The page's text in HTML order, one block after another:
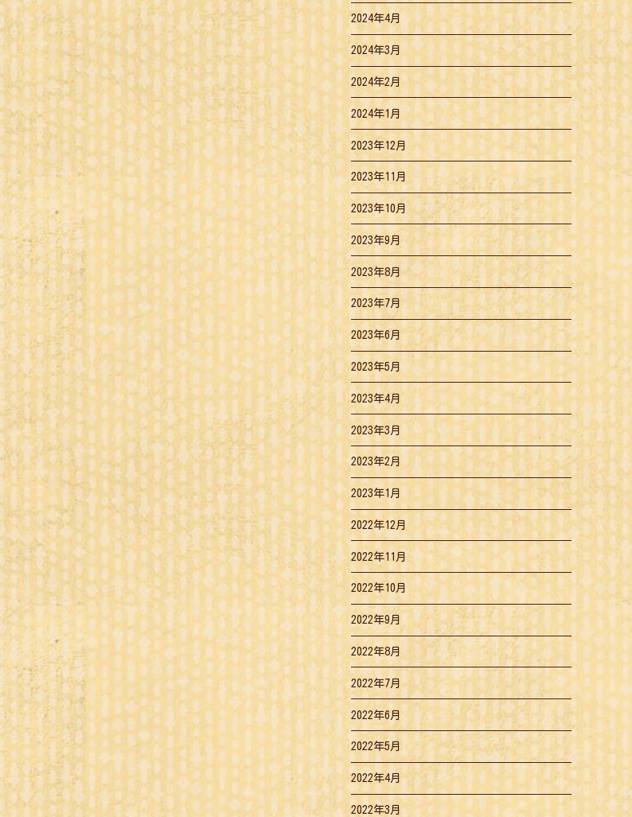
2024年4月
2024年3月
2024年2月
2024年1月
2023年12月
2023年11月
2023年10月
2023年9月
2023年8月
2023年7月
2023年6月
2023年5月
2023年4月
2023年3月
2023年2月
2023年1月
2022年12月
2022年11月
2022年10月
2022年9月
2022年8月
2022年7月
2022年6月
2022年5月
2022年4月
2022年3月